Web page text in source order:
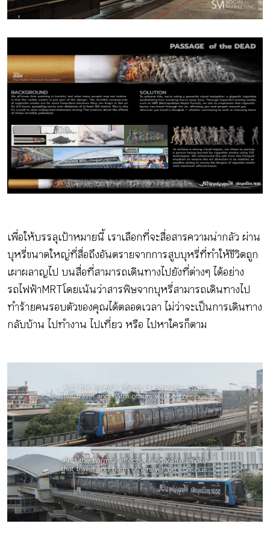
เพื่อให้บรรลุเป้าหมายนี้ เราเลือกที่จะสื่อสารความน่ากลัว ผ่าน
บุหรี่ขนาดใหญ่ที่สื่อถึงอันตรายจากการสูบบุหรี่ที่ทำให้ชีวิตถูก
เผาผลาญไป บนสื่อที่สามารถเดินทางไปยังที่ต่างๆ ได้อย่าง
รถไฟฟ้า MRT โดยเน้นว่าสารพิษจากบุหรี่สามารถเดินทางไป
ทำร้ายคนรอบตัวของคุณได้ตลอดเวลา ไม่ว่าจะเป็นการเดินทาง
กลับบ้าน ไปทำงาน ไปเที่ยว หรือ ไปหาใครก็ตาม